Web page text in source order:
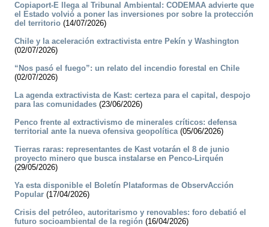
Copiaport-E llega al Tribunal Ambiental: CODEMAA advierte que
el Estado volvió a poner las inversiones por sobre la protección
del territorio (14/07/2026)
Chile y la aceleración extractivista entre Pekín y Washington
(02/07/2026)
“Nos pasó el fuego”: un relato del incendio forestal en Chile
(02/07/2026)
La agenda extractivista de Kast: certeza para el capital, despojo
para las comunidades (23/06/2026)
Penco frente al extractivismo de minerales críticos: defensa
territorial ante la nueva ofensiva geopolítica(05/06/2026)
Tierras raras: representantes de Kast votarán el 8 de junio
proyecto minero que busca instalarse en Penco-Lirquén
(29/05/2026)
Ya esta disponible el Boletín Plataformas de ObservAcción
Popular (17/04/2026)
Crisis del petróleo, autoritarismo y renovables: foro debatió el
futuro socioambiental de la región (16/04/2026)